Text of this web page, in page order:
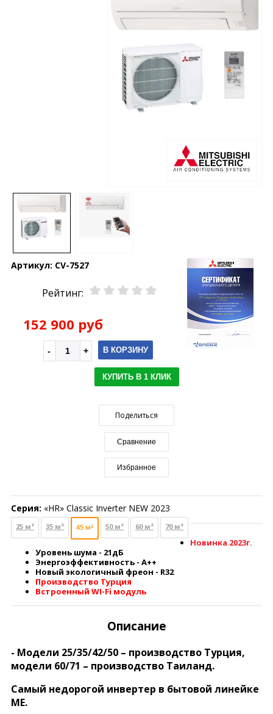
Артикул: CV-7527
Рейтинг:
152 900 руб
В КОРЗИНУ
КУПИТЬ В 1 КЛИК
Поделиться
Сравнение
Избранное
Серия: «HR» Classic Inverter NEW 2023
25 м² 35 м² 45 м² 50 м² 60 м² 70 м²
Новинка 2023г.
Уровень шума - 21дБ
Энергоэффективность - А++
Новый экологичный фреон - R32
Производство Турция
Встроенный WI-Fi модуль
Описание
- Модели 25/35/42/50 – производство Турция,
модели 60/71 – производство Таиланд.
Самый недорогой инвертер в бытовой линейке
МЕ.